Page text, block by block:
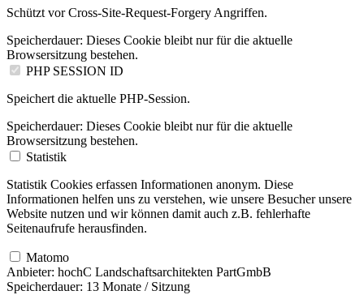
Schützt vor Cross-Site-Request-Forgery Angriffen.
Speicherdauer: Dieses Cookie bleibt nur für die aktuelle
Browsersitzung bestehen.
PHP SESSION ID
Speichert die aktuelle PHP-Session.
Speicherdauer: Dieses Cookie bleibt nur für die aktuelle
Browsersitzung bestehen.
Statistik
Statistik Cookies erfassen Informationen anonym. Diese
Informationen helfen uns zu verstehen, wie unsere Besucher unsere
Website nutzen und wir können damit auch z.B. fehlerhafte
Seitenaufrufe herausfinden.
Matomo
Anbieter: hochC Landschaftsarchitekten PartGmbB
Speicherdauer: 13 Monate / Sitzung